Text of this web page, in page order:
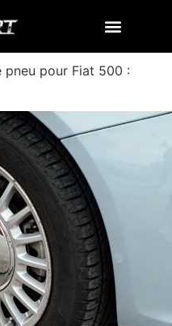
pneu pour Fiat 500 :